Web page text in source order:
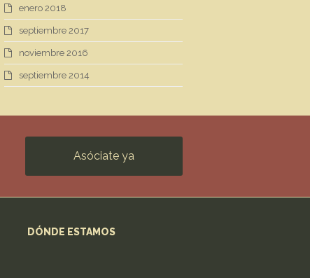
enero 2018
septiembre 2017
noviembre 2016
septiembre 2014
Asóciate ya
DÓNDE ESTAMOS